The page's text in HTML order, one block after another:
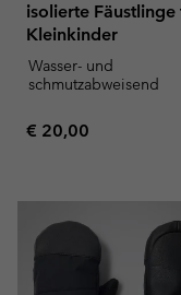
isolierte Fäustlinge
Kleinkinder
Wasser- und
schmutzabweisend
Regular price:
€ 20,00